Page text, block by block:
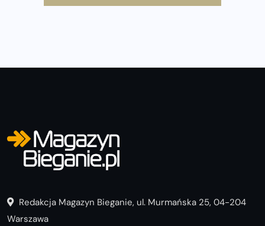
poradnik przed startem
Redakcja Magazyn Bieganie, ul. Murmańska 25, 04-204
Warszawa